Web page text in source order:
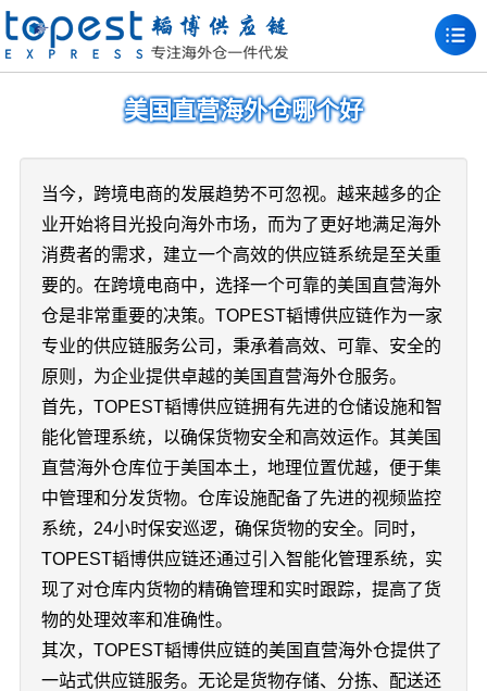
美国直营海外仓哪个好
当今，跨境电商的发展趋势不可忽视。越来越多的企
业开始将目光投向海外市场，而为了更好地满足海外
消费者的需求，建立一个高效的供应链系统是至关重
要的。在跨境电商中，选择一个可靠的美国直营海外
仓是非常重要的决策。TOPEST韬博供应链作为一家
专业的供应链服务公司，秉承着高效、可靠、安全的
原则，为企业提供卓越的美国直营海外仓服务。
首先，TOPEST韬博供应链拥有先进的仓储设施和智
能化管理系统，以确保货物安全和高效运作。其美国
直营海外仓库位于美国本土，地理位置优越，便于集
中管理和分发货物。仓库设施配备了先进的视频监控
系统，24小时保安巡逻，确保货物的安全。同时，
TOPEST韬博供应链还通过引入智能化管理系统，实
现了对仓库内货物的精确管理和实时跟踪，提高了货
物的处理效率和准确性。
其次，TOPEST韬博供应链的美国直营海外仓提供了
一站式供应链服务。无论是货物存储、分拣、配送还